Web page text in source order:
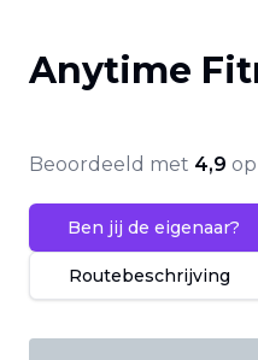
Anytime
Beoordeeld met 4,9
Ben jij de eigenaar?
Routebeschrijving